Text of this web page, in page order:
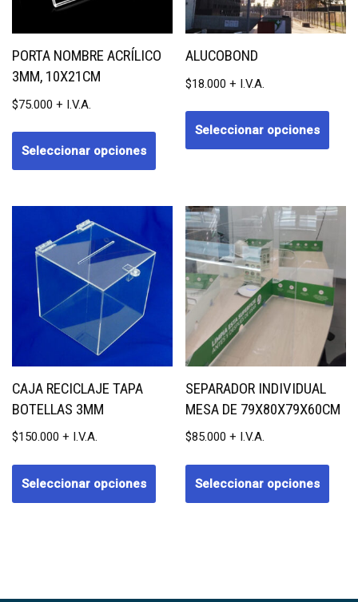
PORTA NOMBRE ACRÍLICO
3MM, 10X21CM
$75.000
Seleccionar opciones
ALUCOBOND
$18.000
Seleccionar opciones
CAJA RECICLAJE TAPA
BOTELLAS 3MM
$150.000
Seleccionar opciones
SEPARADOR INDIVIDUAL
MESA DE 79X80X79X60CM
$85.000
Seleccionar opciones